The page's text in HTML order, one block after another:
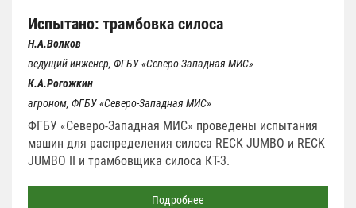
Испытано: трамбовка силоса
Н.А.Волков
ведущий инженер, ФГБУ «Северо-Западная МИС»
К.А.Рогожкин
агроном, ФГБУ «Северо-Западная МИС»
ФГБУ «Северо-Западная МИС» проведены испытания
машин для распределения силоса RECK JUMBO и RECK
JUMBO II и трамбовщика силоса КТ-3.
Подробнее